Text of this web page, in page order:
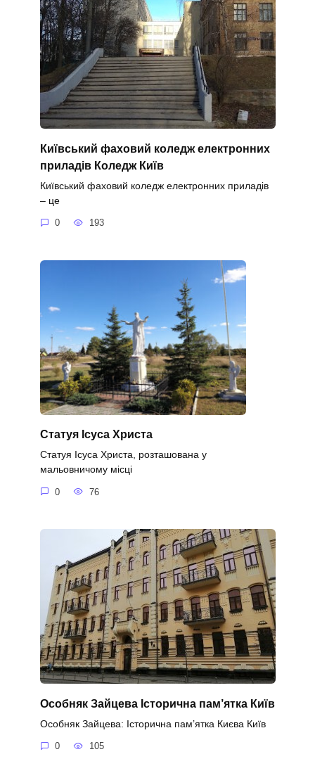
Київський фаховий коледж електронних
приладів Коледж Київ
Київський фаховий коледж електронних приладів
– це
0 193
Статуя Ісуса Христа
Статуя Ісуса Христа, розташована у
мальовничому місці
0 76
Особняк Зайцева Історична пам’ятка Київ
Особняк Зайцева: Історична пам’ятка Києва Київ
0 105